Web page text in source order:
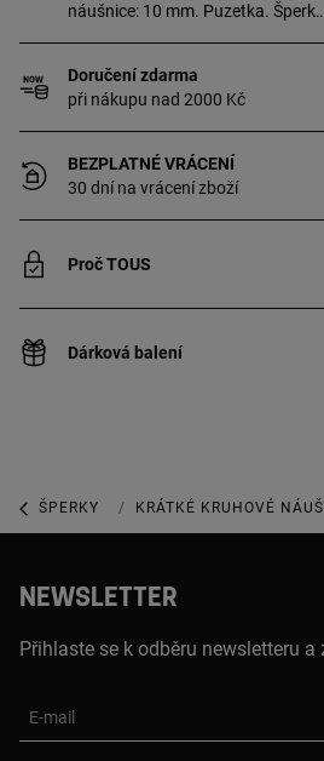
náušnice: 10 mm. Puzetka. Šperk
23karátovým zlatem o tloušťce
3 mikrony. Tato kvalita zaručuje
trvanlivost šperku.
Doručení zdarma
při nákupu nad 2000 Kč
BEZPLATNÉ VRÁCENÍ
30 dní na vrácení zboží
Proč TOUS
Dárková balení
ŠPERKY ŠPERKY Z MINCOVNÍHO
KRÁTKÉ KRUHOVÉ
NEWSLETTER
Přihlaste se k odběru newsletteru a
E-mail